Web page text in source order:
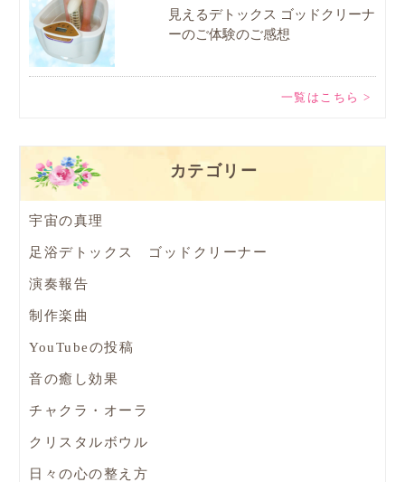
見えるデトックス ゴッドクリーナ
ーのご体験のご感想
一覧はこちら >
カテゴリー
宇宙の真理
足浴デトックス ゴッドクリーナー
演奏報告
制作楽曲
YouTubeの投稿
音の癒し効果
チャクラ・オーラ
クリスタルボウル
日々の心の整え方